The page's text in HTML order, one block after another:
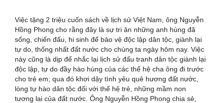
Việc tặng 2 triệu cuốn sách về lịch sử Việt Nam, ông Nguyễn
Hồng Phong cho rằng đây là sự tri ân những anh hùng đã
sống, chiến đấu, hi sinh để bảo vệ độc lập dân tộc, giành lại
tự do, thống nhất đất nước cho chúng ta ngày hôm nay. Việc
này cũng là dịp để nhắc lại lịch sử đấu tranh dân tộc giành lại
độc lập, tự do đầy hào hùng của các thế hệ cha ông đi trước
cho trẻ em; qua đó khơi dậy tình yêu quê hương đất nước,
lòng tự hào dân tộc đối với thế hệ trẻ, những mầm non
tương lai của đất nước. Ông Nguyễn Hồng Phong chia sẻ,